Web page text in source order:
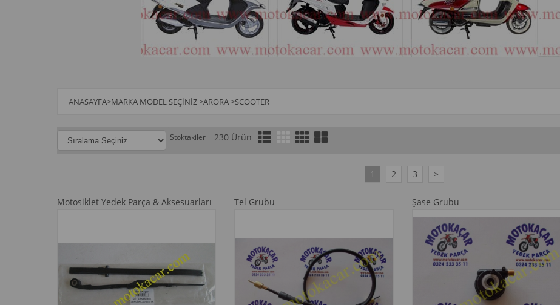
ANASAYFA>MARKA MODEL SEÇINIZ>ARORA>SCOOTER
Stoktakiler 230 Ürün
1 2 3 >
Motosiklet Yedek Parça & Aksesuarları Tel Grubu Şase Grubu